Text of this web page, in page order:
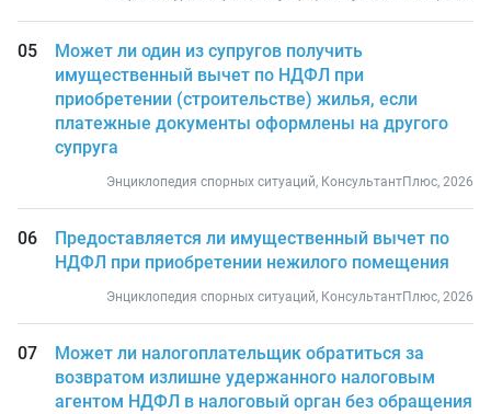
Может ли один из супругов получить
имущественный вычет по НДФЛ при
приобретении (строительстве) жилья, если
платежные документы оформлены на другого
супруга
Энциклопедия спорных ситуаций, КонсультантПлюс, 2026
Предоставляется ли имущественный вычет по
НДФЛ при приобретении нежилого помещения
Энциклопедия спорных ситуаций, КонсультантПлюс, 2026
Может ли налогоплательщик обратиться за
возвратом излишне удержанного налоговым
агентом НДФЛ в налоговый орган без обращения